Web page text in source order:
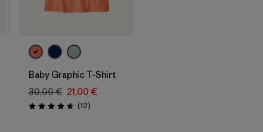
Baby Graphic T-Shirt
30,00 € 21,00 €
Évaluation: 4.7 / 5
(12Avis
)